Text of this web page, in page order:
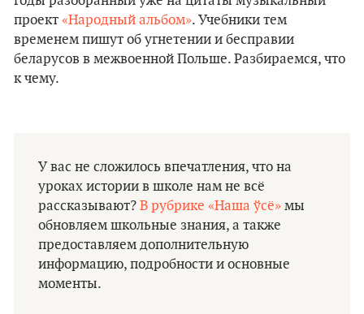
проект «Народный альбом». Учебники тем
временем пишут об угнетении и бесправии
беларусов в межвоенной Польше. Разбираемся, что
к чему.
У вас не сложилось впечатления, что на
уроках истории в школе нам не всё
рассказывают? В рубрике «Наша ўсё» мы
обновляем школьные знания, а также
предоставляем дополнительную
информацию, подробности и основные
моменты.